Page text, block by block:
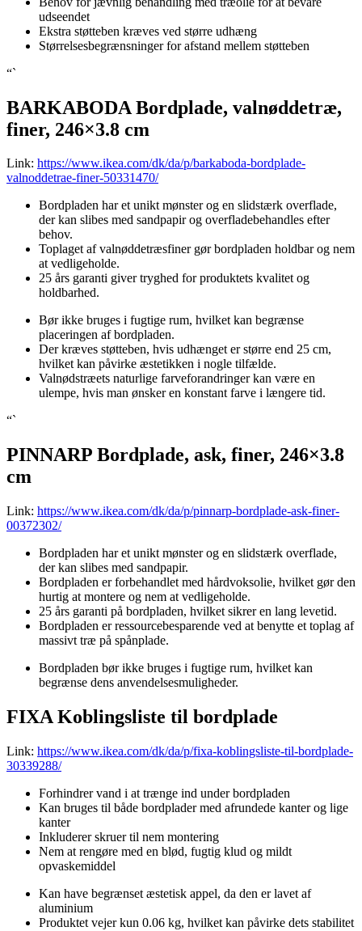
udseendet
Ekstra støtteben kræves ved større udhæng
Størrelsesbegrænsninger for afstand mellem støtteben
“`
BARKABODA Bordplade, valnøddetræ,
finer, 246×3.8 cm
Link: https://www.ikea.com/dk/da/p/barkaboda-bordplade-
valnoddetrae-finer-50331470/
Bordpladen har et unikt mønster og en slidstærk overflade,
der kan slibes med sandpapir og overfladebehandles efter
behov.
Toplaget af valnøddetræsfiner gør bordpladen holdbar og nem
at vedligeholde.
25 års garanti giver tryghed for produktets kvalitet og
holdbarhed.
Bør ikke bruges i fugtige rum, hvilket kan begrænse
placeringen af bordpladen.
Der kræves støtteben, hvis udhænget er større end 25 cm,
hvilket kan påvirke æstetikken i nogle tilfælde.
Valnødstræets naturlige farveforandringer kan være en
ulempe, hvis man ønsker en konstant farve i længere tid.
“`
PINNARP Bordplade, ask, finer, 246×3.8
cm
Link: https://www.ikea.com/dk/da/p/pinnarp-bordplade-ask-finer-
00372302/
Bordpladen har et unikt mønster og en slidstærk overflade,
der kan slibes med sandpapir.
Bordpladen er forbehandlet med hårdvoksolie, hvilket gør den
hurtig at montere og nem at vedligeholde.
25 års garanti på bordpladen, hvilket sikrer en lang levetid.
Bordpladen er ressourcebesparende ved at benytte et toplag af
massivt træ på spånplade.
Bordpladen bør ikke bruges i fugtige rum, hvilket kan
begrænse dens anvendelsesmuligheder.
FIXA Koblingsliste til bordplade
Link: https://www.ikea.com/dk/da/p/fixa-koblingsliste-til-bordplade-
30339288/
Forhindrer vand i at trænge ind under bordpladen
Kan bruges til både bordplader med afrundede kanter og lige
kanter
Inkluderer skruer til nem montering
Nem at rengøre med en blød, fugtig klud og mildt
opvaskemiddel
Kan have begrænset æstetisk appel, da den er lavet af
aluminium
Produktet vejer kun 0.06 kg, hvilket kan påvirke dets stabilitet